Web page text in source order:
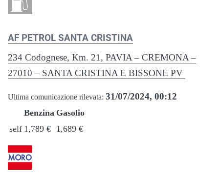
AF PETROL SANTA CRISTINA
234 Codognese, Km. 21, PAVIA – CREMONA –
27010 – SANTA CRISTINA E BISSONE PV
Ultima comunicazione rilevata: 31/07/2024, 00:12
Benzina Gasolio
self 1,789 € 1,689 €